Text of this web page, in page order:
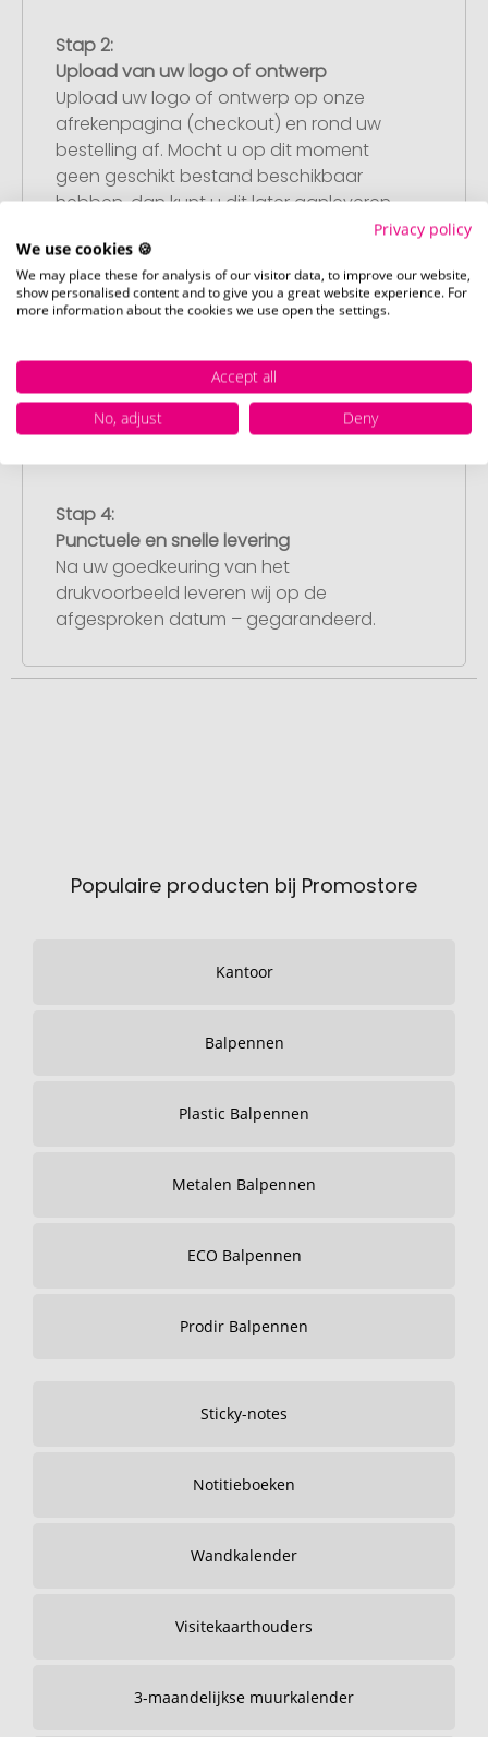
Stap 2:
Upload van uw logo of ontwerp
Upload uw logo of ontwerp op onze
afrekenpagina (checkout) en rond uw
bestelling af. Mocht u op dit moment
geen geschikt bestand beschikbaar
hebben, dan kunt u dit later aanleveren.
Stap 3:
Artikelvoorbeeld en goedkeuring
drukvoorbeeld met uw ontwerp. Zodra u
dit heeft goedgekeurd, starten wij direct
met de productie.
Stap 4:
Punctuele en snelle levering
Na uw goedkeuring van het
drukvoorbeeld leveren wij op de
afgesproken datum – gegarandeerd.
Populaire producten bij Promostore
Kantoor
Balpennen
Plastic Balpennen
Metalen Balpennen
ECO Balpennen
Prodir Balpennen
Sticky-notes
Notitieboeken
Wandkalender
Visitekaarthouders
3-maandelijkse muurkalender
Privacy policy
We use cookies 🍪
We may place these for analysis of our visitor data, to improve our website,
show personalised content and to give you a great website experience. For
more information about the cookies we use open the settings.
Accept all
No, adjust
Deny